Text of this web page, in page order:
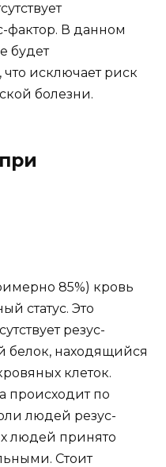
фактор. В данном
будет
исключает риск
болезни.
85%) кровь
статус. Это
резус-
находящийся
клеток.
происходит по
людей резус-
людей принято
Стоит